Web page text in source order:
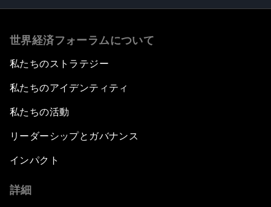
世界経済フォーラムについて
私たちのストラテジー
私たちのアイデンティティ
私たちの活動
リーダーシップとガバナンス
インパクト
詳細